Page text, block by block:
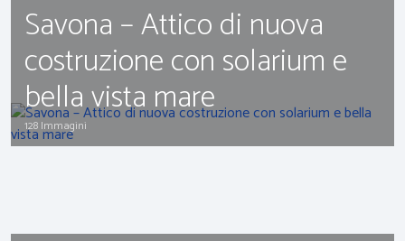
Savona – Attico di nuova
costruzione con solarium e
bella vista mare
128 Immagini